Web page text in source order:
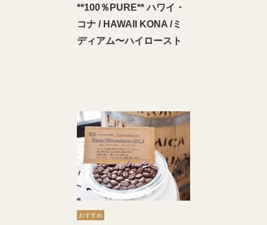
**100％PURE** ハワイ・
コナ / HAWAII KONA /ミ
ディアム〜ハイロースト
おすすめ